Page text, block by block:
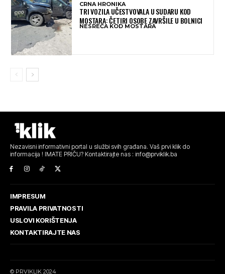
CRNA HRONIKA
TRI VOZILA UČESTVOVALA U SUDARU KOD
MOSTARA: ČETIRI OSOBE ZAVRŠILE U BOLNICI
NESREĆA KOD MOSTARA
Nezavisni informativni portal u službi svih građana. Vaš prvi klik do
informacija ! IMATE PRIČU? Kontaktirajte nas : info@prviklik.ba
IMPRESUM
PRAVILA PRIVATNOSTI
USLOVI KORIŠTENJA
KONTAKTIRAJTE NAS
© PRVIKLIK 2024